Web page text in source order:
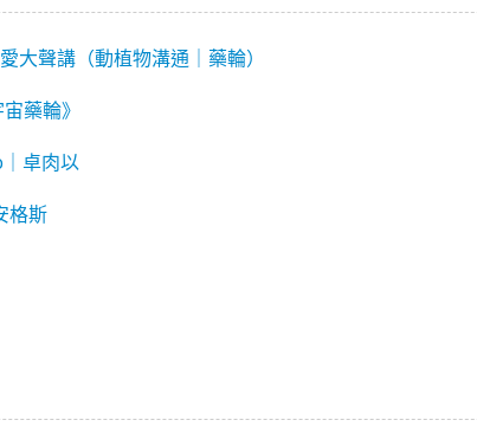
大聲講（動植物溝通｜藥輪）
藥輪》
卓肉以
格斯